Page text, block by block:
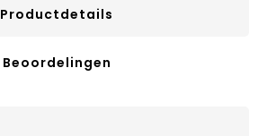
Productdetails
Beoordelingen